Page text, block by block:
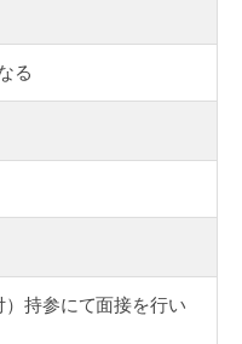
る
持参にて面接を行い